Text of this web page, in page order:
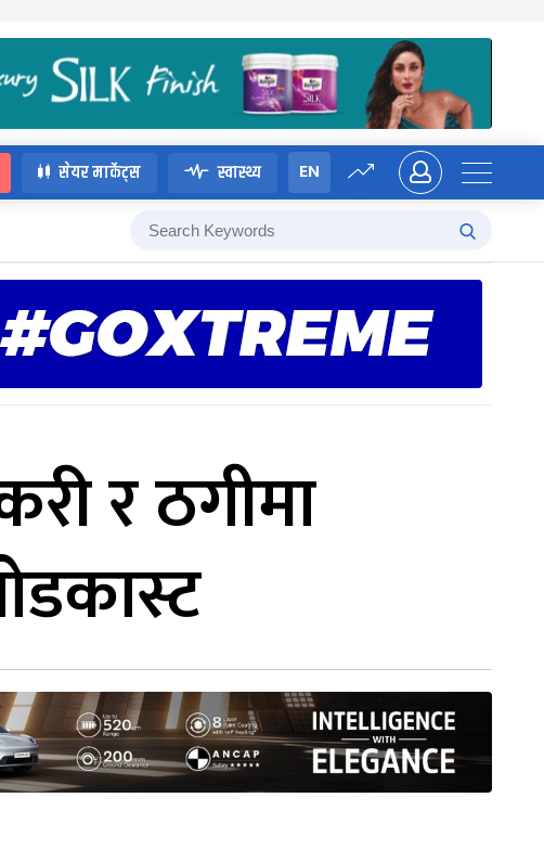
सेयर मार्केट्स स्वास्थ्य EN
र ठगीमा